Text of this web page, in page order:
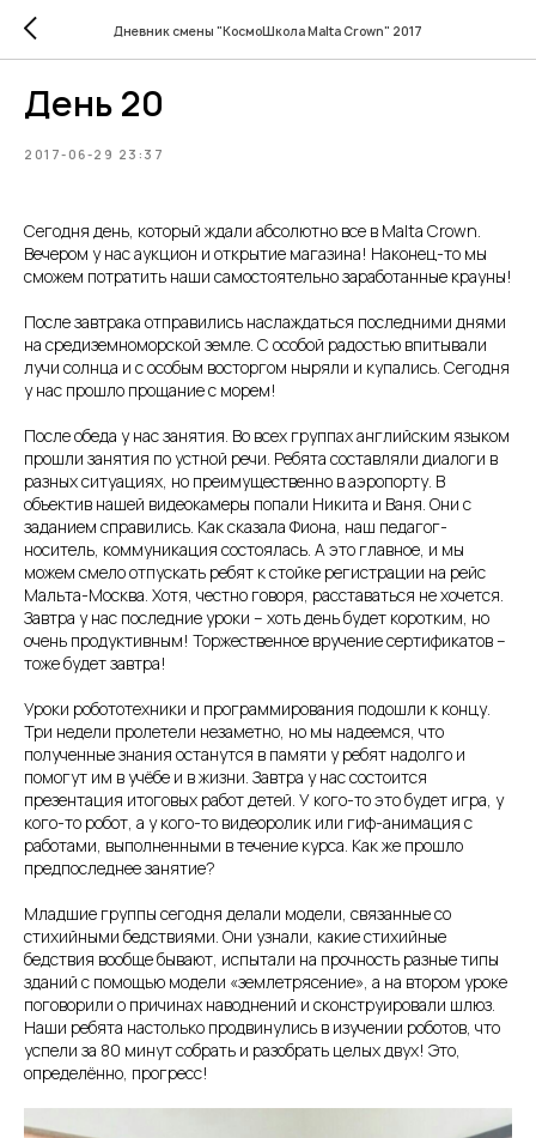
Дневник смены "КосмоШкола Malta Crown" 2017
День 20
2017-06-29 23:37
Сегодня день, который ждали абсолютно все в Malta Crown.
Вечером у нас аукцион и открытие магазина! Наконец-то мы
сможем потратить наши самостоятельно заработанные крауны!
После завтрака отправились наслаждаться последними днями
на средиземноморской земле. С особой радостью впитывали
лучи солнца и с особым восторгом ныряли и купались. Сегодня
у нас прошло прощание с морем!
После обеда у нас занятия. Во всех группах английским языком
прошли занятия по устной речи. Ребята составляли диалоги в
разных ситуациях, но преимущественно в аэропорту. В
объектив нашей видеокамеры попали Никита и Ваня. Они с
заданием справились. Как сказала Фиона, наш педагог-
носитель, коммуникация состоялась. А это главное, и мы
можем смело отпускать ребят к стойке регистрации на рейс
Мальта-Москва. Хотя, честно говоря, расставаться не хочется.
Завтра у нас последние уроки – хоть день будет коротким, но
очень продуктивным! Торжественное вручение сертификатов –
тоже будет завтра!
Уроки робототехники и программирования подошли к концу.
Три недели пролетели незаметно, но мы надеемся, что
полученные знания останутся в памяти у ребят надолго и
помогут им в учёбе и в жизни. Завтра у нас состоится
презентация итоговых работ детей. У кого-то это будет игра, у
кого-то робот, а у кого-то видеоролик или гиф-анимация с
работами, выполненными в течение курса. Как же прошло
предпоследнее занятие?
Младшие группы сегодня делали модели, связанные со
стихийными бедствиями. Они узнали, какие стихийные
бедствия вообще бывают, испытали на прочность разные типы
зданий с помощью модели «землетрясение», а на втором уроке
поговорили о причинах наводнений и сконструировали шлюз.
Наши ребята настолько продвинулись в изучении роботов, что
успели за 80 минут собрать и разобрать целых двух! Это,
определённо, прогресс!